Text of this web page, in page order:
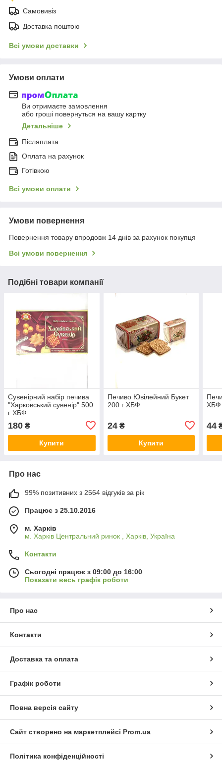
Самовивіз
Доставка поштою
Всі умови доставки
Умови оплати
Ви отримаєте замовлення
або гроші повернуться на вашу картку
Детальніше
Післяплата
Оплата на рахунок
Готівкою
Всі умови оплати
Умови повернення
Повернення товару впродовж 14 днів за рахунок покупця
Всі умови повернення
Подібні товари компанії
Сувенірний набір печива
"Харковський сувенір" 500
г ХБФ
180 ₴
Купити
Печиво Ювілейний Букет
200 г ХБФ
24₴
Купити
ХБФ
44
Про нас
99% позитивних з 2564 відгуків за рік
Працює з 25.10.2016
м. Харків
м. Харків Центральний ринок , Харків, Україна
Контакти
Сьогодні працює з 09:00 до 16:00
Показати весь графік роботи
Про нас
Контакти
Доставка та оплата
Графік роботи
Повна версія сайту
Сайт створено на маркетплейсі Prom.ua
Політика конфіденційності